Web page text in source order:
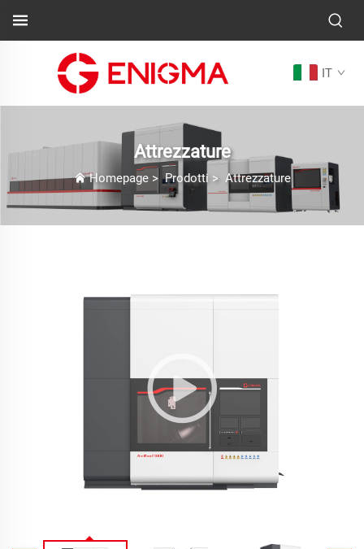
IT
Attrezzature
Homepage>Prodotti > Attrezzature